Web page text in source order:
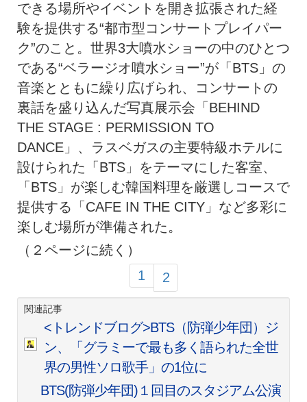
できる場所やイベントを開き拡張された経
験を提供する“都市型コンサートプレイパー
ク”のこと。世界3大噴水ショーの中のひとつ
である“ベラージオ噴水ショー”が「BTS」の
音楽とともに繰り広げられ、コンサートの
裏話を盛り込んだ写真展示会「BEHIND
THE STAGE : PERMISSION TO
DANCE」、ラスベガスの主要特級ホテルに
設けられた「BTS」をテーマにした客室、
「BTS」が楽しむ韓国料理を厳選しコースで
提供する「CAFE IN THE CITY」など多彩に
楽しむ場所が準備された。
（２ページに続く）
1
2
関連記事
<トレンドブログ>BTS（防弾少年団）ジ
ン、「グラミーで最も多く語られた全世
界の男性ソロ歌手」の1位に
BTS(防弾少年団)１回目のスタジアム公演